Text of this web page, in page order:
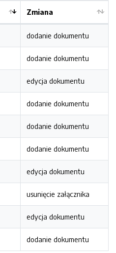
Zmiana
dodanie dokumentu
dodanie dokumentu
edycja dokumentu
dodanie dokumentu
dodanie dokumentu
dodanie dokumentu
edycja dokumentu
usunięcie załącznika
edycja dokumentu
dodanie dokumentu